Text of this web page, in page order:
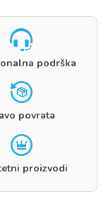
podrška
povrata
proizvodi